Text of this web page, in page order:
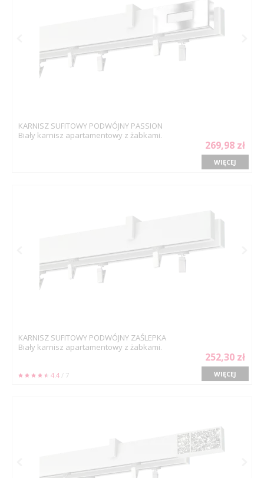
KARNISZ SUFITOWY PODWÓJNY PASSION
Biały karnisz apartamentowy z żabkami.
269,98 zł
WIĘCEJ
KARNISZ SUFITOWY PODWÓJNY ZAŚLEPKA
Biały karnisz apartamentowy z żabkami.
4.4 / 7
252,30 zł
WIĘCEJ